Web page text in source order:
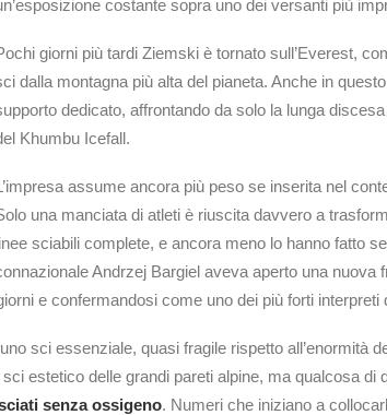
costante sopra uno dei versanti più
giorni più tardi Ziemski è tornato sull’Everest,
dalla montagna più alta del pianeta. Anche in
dedicato, affrontando da solo la lunga
Khumbu Icefall.
assume ancora più peso se inserita nel
una manciata di atleti è riuscita davvero a
sciabili complete, e ancora meno lo hanno fatto
Andrzej Bargiel aveva aperto una nuova
e confermandosi come uno dei più forti interpreti
sci essenziale, quasi fragile rispetto all’enormità
estetico delle grandi pareti alpine, ma qualcosa di
senza ossigeno. Numeri che iniziano a